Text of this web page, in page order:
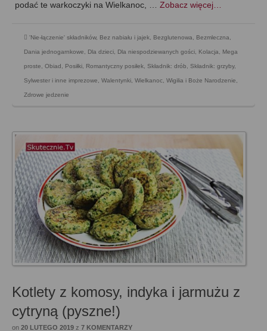
podać te warkoczyki na Wielkanoc, … Zobacz więcej…
'Nie-łączenie' składników, Bez nabiału i jajek Bezglutenowa Bezmleczna
Dania jednogarnkowe Dla dzieci Dla niespodziewanych gości Kolacja Mega
proste Obiad Posiłki Romantyczny posiłek Składnik: drób Składnik: grzyby,
Sylwester i inne imprezowe Walentynki Wielkanoc Wigilia i Boże Narodzenie
Zdrowe jedzenie
Kotlety z komosy, indyka i jarmużu z
cytryną (pyszne!)
on 20 LUTEGO 2019 z 7 KOMENTARZY